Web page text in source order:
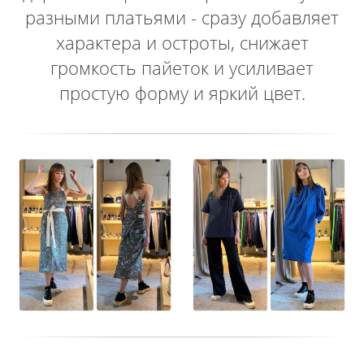
разными платьями - сразу добавляет
характера и остроты, снижает
громкость пайеток и усиливает
простую форму и яркий цвет.